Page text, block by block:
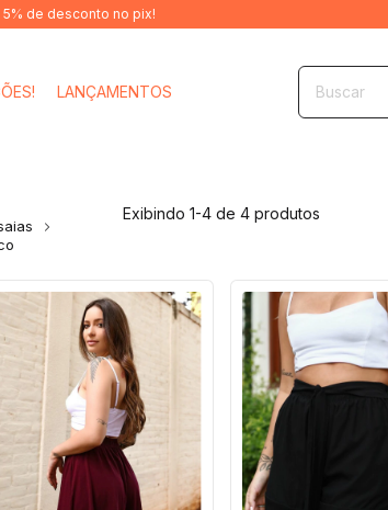
5% de desconto no pix!
LANÇAMENTOS
Exibindo 1-4 de 4 produtos